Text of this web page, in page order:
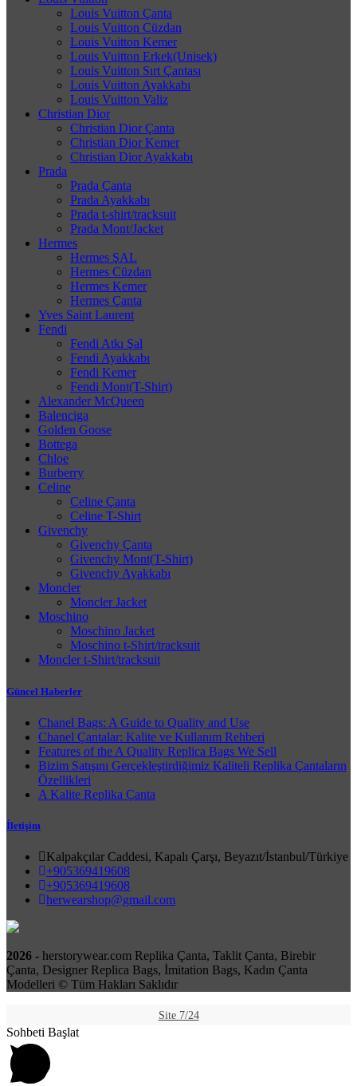
Louis Vuitton Çanta
Louis Vuitton Cüzdan
Louis Vuitton Kemer
Louis Vuitton Erkek(Unisek)
Louis Vuitton Sırt Çantası
Louis Vuitton Ayakkabı
Louis Vuitton Valiz
Christian Dior
Christian Dior Çanta
Christian Dior Kemer
Christian Dior Ayakkabı
Prada
Prada Çanta
Prada Ayakkabı
Prada t-shirt/tracksuit
Prada Mont/Jacket
Hermes
Hermes ŞAL
Hermes Cüzdan
Hermes Kemer
Hermes Çanta
Yves Saint Laurent
Fendi
Fendi Atkı Şal
Fendi Ayakkabı
Fendi Kemer
Fendi Mont(T-Shirt)
Alexander McQueen
Balenciga
Golden Goose
Bottega
Chloe
Burberry
Celine
Celine Çanta
Celine T-Shirt
Givenchy
Givenchy Çanta
Givenchy Mont(T-Shirt)
Givenchy Ayakkabı
Moncler
Moncler Jacket
Moschino
Moschino Jacket
Moschino t-Shirt/tracksuit
Moncler t-Shirt/tracksuit
Güncel Haberler
Chanel Bags: A Guide to Quality and Use
Chanel Çantalar: Kalite ve Kullanım Rehberi
Features of the A Quality Replica Bags We Sell
Bizim Satışını Gerçekleştirdiğimiz Kaliteli Replika Çantaların
Özellikleri
A Kalite Replika Çanta
İletişim
Kalpakçılar Caddesi, Kapalı Çarşı, Beyazıt/İstanbul/Türkiye
+905369419608
+905369419608
herwearshop@gmail.com
2026 - herstorywear.com Replika Çanta, Taklit Çanta, Birebir
Çanta, Designer Replica Bags, İmitation Bags, Kadın Çanta
Modelleri © Tüm Hakları Saklıdır
Site 7/24
Sohbeti Başlat